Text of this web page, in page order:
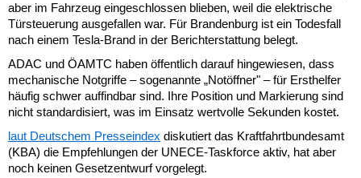
aber im Fahrzeug eingeschlossen blieben, weil die elektrische
Türsteuerung ausgefallen war. Für Brandenburg ist ein Todesfall
nach einem Tesla-Brand in der Berichterstattung belegt.
ADAC und ÖAMTC haben öffentlich darauf hingewiesen, dass
mechanische Notgriffe – sogenannte „Notöffner" – für Ersthelfer
häufig schwer auffindbar sind. Ihre Position und Markierung sind
nicht standardisiert, was im Einsatz wertvolle Sekunden kostet.
laut Deutschem Presseindex diskutiert das Kraftfahrtbundesamt
(KBA) die Empfehlungen der UNECE-Taskforce aktiv, hat aber
noch keinen Gesetzentwurf vorgelegt.